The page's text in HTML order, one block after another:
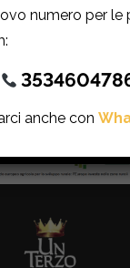
numero per le
anche con